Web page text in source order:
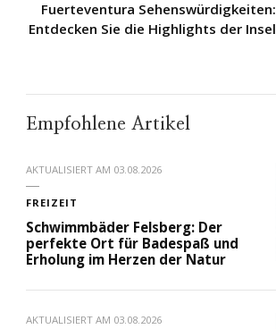
Fuerteventura Sehenswürdigkeiten:
Entdecken Sie die Highlights der Insel
Empfohlene Artikel
AKTUALISIERT AM 03.08.2026
FREIZEIT
Schwimmbäder Felsberg: Der
perfekte Ort für Badespaß und
Erholung im Herzen der Natur
AKTUALISIERT AM 03.08.2026